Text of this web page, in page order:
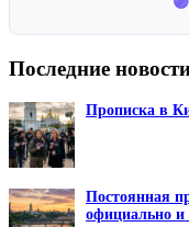
Последние
Прописка в
Постоянная
официально и